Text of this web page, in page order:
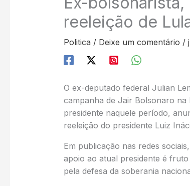
reeleição de
Politica / Deixe um comentário /
O ex-deputado federal Julian
campanha de Jair Bolsonaro na
presidente naquele período,
reeleição do presidente Luiz
Em publicação nas redes
apoio ao atual presidente é fruto
pela defesa da soberania